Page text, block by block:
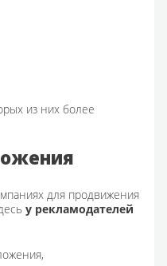
из них более
для продвижения
у рекламодателей